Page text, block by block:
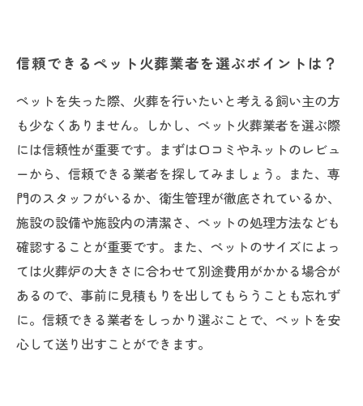
信頼できるペット火葬業者を選ぶポイントは？
ペットを失った際、火葬を行いたいと考える飼い主の方
も少なくありません。しかし、ペット火葬業者を選ぶ際
には信頼性が重要です。まずは口コミやネットのレビュ
ーから、信頼できる業者を探してみましょう。また、専
門のスタッフがいるか、衛生管理が徹底されているか、
施設の設備や施設内の清潔さ、ペットの処理方法なども
確認することが重要です。また、ペットのサイズによっ
ては火葬炉の大きさに合わせて別途費用がかかる場合が
あるので、事前に見積もりを出してもらうことも忘れず
に。信頼できる業者をしっかり選ぶことで、ペットを安
心して送り出すことができます。